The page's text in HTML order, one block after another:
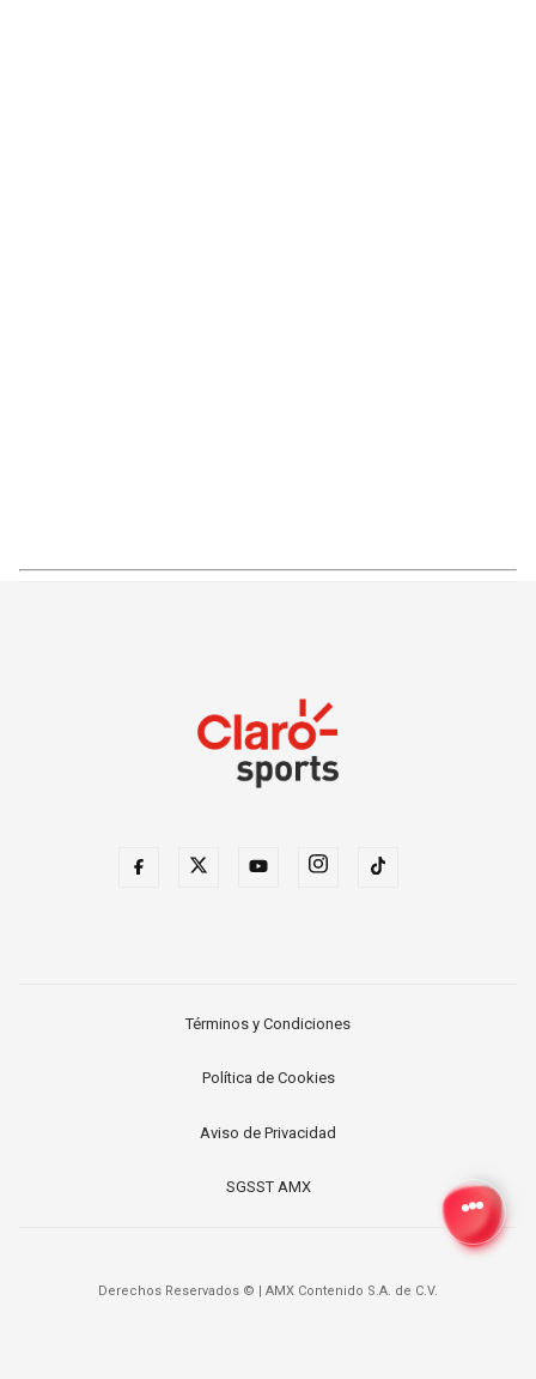
Términos y Condiciones
Política de Cookies
Aviso de Privacidad
SGSST AMX
Derechos Reservados © | AMX Contenido S.A. de C.V.